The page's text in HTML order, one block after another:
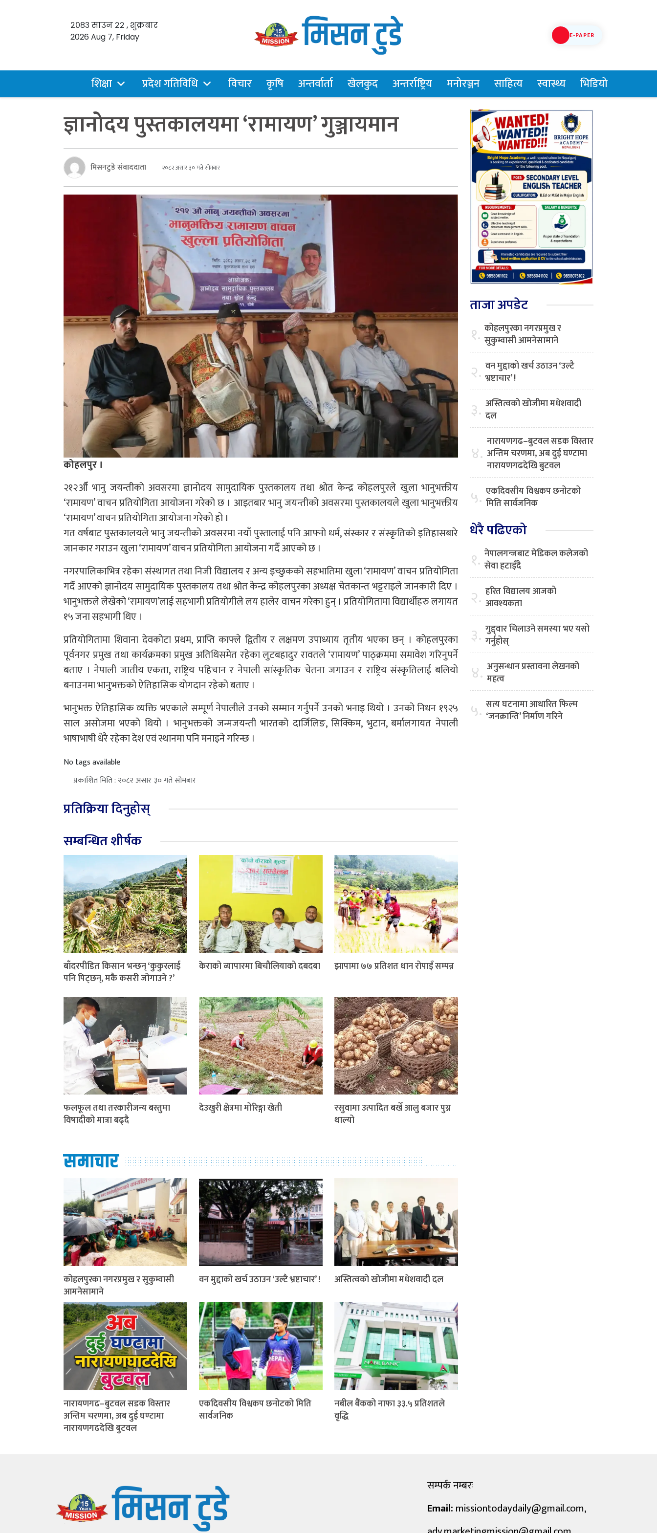
२०८३ साउन २२ , शुक्रबार
2026 Aug 7, Friday
E-PAPER
शिक्षा प्रदेश गतिविधि विचार कृषि अन्तर्वार्ता खेलकुद अन्तर्राष्ट्रिय मनोरञ्जन साहित्य स्वास्थ्य भिडियो
ज्ञानोदय पुस्तकालयमा ‘रामायण’ गुञ्जायमान
मिसनटुडे संवाददाता २०८२ असार ३० गते सोमबार
कोहलपुर ।
२१२औँ भानु जयन्तीको अवसरमा ज्ञानोदय सामुदायिक पुस्तकालय तथा श्रोत केन्द्र कोहलपुरले खुला भानुभक्तीय
‘रामायण’ वाचन प्रतियोगिता आयोजना गरेको छ । आइतबार भानु जयन्तीको अवसरमा पुस्तकालयले खुला भानुभक्तीय
‘रामायण’ वाचन प्रतियोगिता आयोजना गरेको हो ।
गत वर्षबाट पुस्तकालयले भानु जयन्तीको अवसरमा नयाँ पुस्तालाई पनि आफ्नो धर्म, संस्कार र संस्कृतिको इतिहासबारे
जानकार गराउन खुला ‘रामायण’ वाचन प्रतियोगिता आयोजना गर्दै आएको छ ।
नगरपालिकाभित्र रहेका संस्थागत तथा निजी विद्यालय र अन्य इच्छुकको सहभातिमा खुला ‘रामायण’ वाचन प्रतियोगिता
गर्दै आएको ज्ञानोदय सामुदायिक पुस्तकालय तथा श्रोत केन्द्र कोहलपुरका अध्यक्ष चेतकान्त भट्टराइले जानकारी दिए ।
भानुभक्तले लेखेको ‘रामायण’लाई सहभागी प्रतियोगीले लय हालेर वाचन गरेका हुन् । प्रतियोगितामा विद्यार्थीहरु लगायत
१५ जना सहभागी थिए ।
प्रतियोगितामा शिवाना देवकोटा प्रथम, प्राप्ति काफ्ले द्वितीय र लक्षमण उपाध्याय तृतीय भएका छन् । कोहलपुरका
पूर्वनगर प्रमुख तथा कार्यक्रमका प्रमुख अतिथिसमेत रहेका लुटबहादुर रावतले ‘रामायण’ पाठ्क्रममा समावेश गरिनुपर्ने
बताए । नेपाली जातीय एकता, राष्ट्रिय पहिचान र नेपाली सांस्कृतिक चेतना जगाउन र राष्ट्रिय संस्कृतिलाई बलियो
बनाउनमा भानुभक्तको ऐतिहासिक योगदान रहेको बताए ।
भानुभक्त ऐतिहासिक व्यक्ति भएकाले सम्पूर्ण नेपालीले उनको सम्मान गर्नुपर्ने उनको भनाइ थियो । उनको निधन १९२५
साल असोजमा भएको थियो । भानुभक्तको जन्मजयन्ती भारतको दार्जिलिङ, सिक्किम, भुटान, बर्मालगायत नेपाली
भाषाभाषी धेरै रहेका देश एवं स्थानमा पनि मनाइने गरिन्छ ।
No tags available
प्रकाशित मिति : २०८२ असार ३० गते सोमबार
प्रतिक्रिया दिनुहोस्
सम्बन्धित शीर्षक
बाँदरपीडित किसान भन्छन् ‘कुकुरलाई
पनि पिट्छन्, मकै कसरी जोगाउने ?’
केराको व्यापारमा बिचौलियाको दबदबा झापामा ७७ प्रतिशत धान रोपाइँ सम्पन्न
फलफूल तथा तरकारीजन्य बस्तुमा
विषादीको मात्रा बढ्दै
देउखुरी क्षेत्रमा मोरिङ्गा खेती
रसुवामा उत्पादित बर्खे आलु बजार पुग्न
थाल्यो
समाचार
कोहलपुरका नगरप्रमुख र सुकुम्वासी
आमनेसामाने
वन मुद्दाको खर्च उठाउन ‘उल्टै भ्रष्टाचार’ ! अस्तित्वको खोजीमा मधेशवादी दल
नारायणगढ–बुटवल सडक विस्तार
अन्तिम चरणमा, अब दुई घण्टामा
नारायणगढदेखि बुटवल
एकदिवसीय विश्वकप छनोटको मिति
सार्वजनिक
नबील बैंकको नाफा ३३.५ प्रतिशतले
वृद्धि
ताजा अपडेट
१. कोहलपुरका नगरप्रमुख र
सुकुम्वासी आमनेसामाने
२. वन मुद्दाको खर्च उठाउन ‘उल्टै
भ्रष्टाचार’ !
३. अस्तित्वको खोजीमा मधेशवादी
दल
४. नारायणगढ–बुटवल सडक विस्तार
अन्तिम चरणमा, अब दुई घण्टामा
नारायणगढदेखि बुटवल
५. एकदिवसीय विश्वकप छनोटको
मिति सार्वजनिक
धेरै पढिएको
१. नेपालगन्जबाट मेडिकल कलेजको
सेवा हटाइँदै
२. हरित विद्यालय आजको
आवश्यकता
३. गुद्द्वार चिलाउने समस्या भए यसो
गर्नुहोस्
४. अनुसन्धान प्रस्तावना लेखनको
महत्व
५. सत्य घटनामा आधारित फिल्म
‘जनक्रान्ति’ निर्माण गरिने
सम्पर्क नम्बरः
Email: missiontodaydaily@gmail.com,